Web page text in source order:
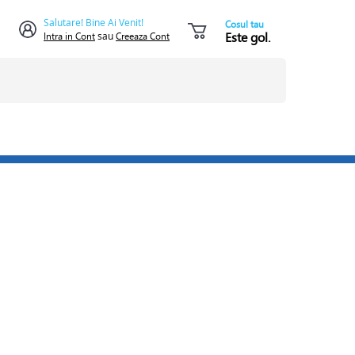
Salutare! Bine Ai Venit!
Intra in ContsauCreeaza Cont
Cosul tau
Este gol.